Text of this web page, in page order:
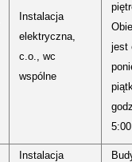
Instalacja
elektryczna,
c.o., wc
wspólne
jest
Instalacja